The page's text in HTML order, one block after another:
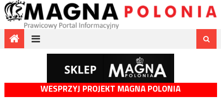
WESPRZYJ PROJEKT MAGNA POLONIA